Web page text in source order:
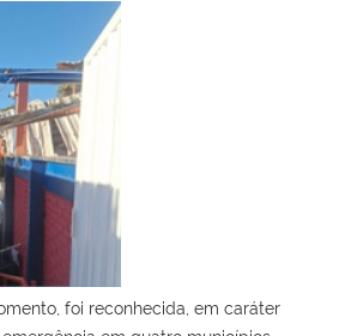
foi reconhecida, em caráter